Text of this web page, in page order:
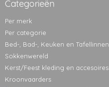
Categorieën
Per merk
Per categorie
Bed-, Bad-, Keuken en Tafellinnen
Sokkenwereld
Kerst/Feest kleding en accesoires
Kroonvaarders